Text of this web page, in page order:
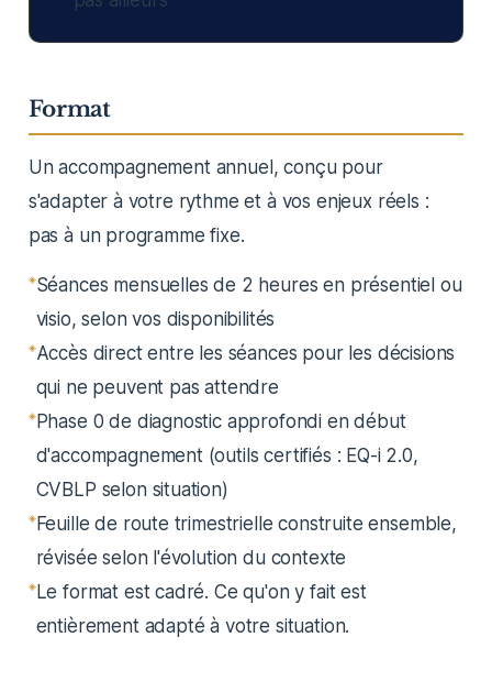
Format
Un accompagnement annuel, conçu pour
s'adapter à votre rythme et à vos enjeux réels :
pas à un programme fixe.
Séances mensuelles de 2 heures en présentiel ou
visio, selon vos disponibilités
Accès direct entre les séances pour les décisions
qui ne peuvent pas attendre
Phase 0 de diagnostic approfondi en début
d'accompagnement (outils certifiés : EQ-i 2.0,
CVBLP selon situation)
Feuille de route trimestrielle construite ensemble,
révisée selon l'évolution du contexte
Le format est cadré. Ce qu'on y fait est
entièrement adapté à votre situation.